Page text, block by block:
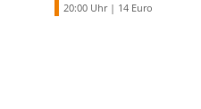
20:00 Uhr | 14 Euro